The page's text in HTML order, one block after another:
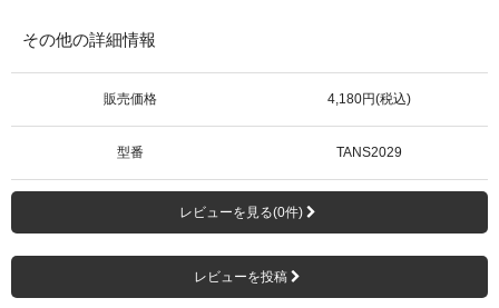
その他の詳細情報
販売価格 4,180円(税込)
型番 TANS2029
レビューを見る(0件)
レビューを投稿